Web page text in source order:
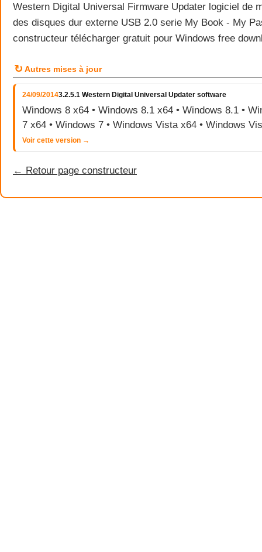
Western Digital Universal Firmware Updater logiciel de
des disques dur externe USB 2.0 serie My Book - My
constructeur télécharger gratuit pour Windows free
↻ Autres mises à jour
24/09/20143.2.5.1 Western Digital Universal Updater software
Windows 8 x64 • Windows 8.1 x64 • Windows 8.1 •
7 x64 • Windows 7 • Windows Vista x64 • Windows
Voir cette version →
← Retour page constructeur